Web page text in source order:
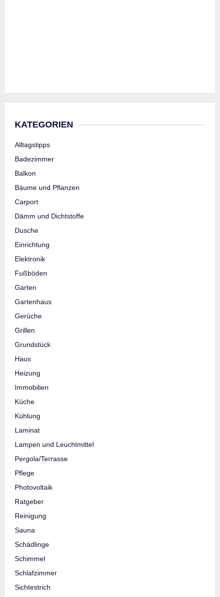
KATEGORIEN
Alltagstipps
Badezimmer
Balkon
Bäume und Pflanzen
Carport
Dämm und Dichtstoffe
Dusche
Einrichtung
Elektronik
Fußböden
Garten
Gartenhaus
Gerüche
Grillen
Grundstück
Haus
Heizung
Immobilien
Küche
Kühlung
Laminat
Lampen und Leuchtmittel
Pergola/Terrasse
Pflege
Photovoltaik
Ratgeber
Reinigung
Sauna
Schädlinge
Schimmel
Schlafzimmer
Sichtestrich